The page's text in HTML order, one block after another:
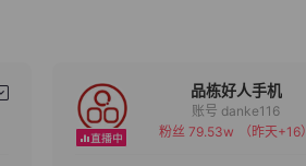
品栋好人手机
备注
账号 danke116
粉丝 79.53w
（昨天+16）